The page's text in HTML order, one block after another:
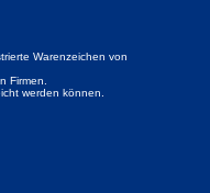
Warenzeichen von
Firmen.
werden können.